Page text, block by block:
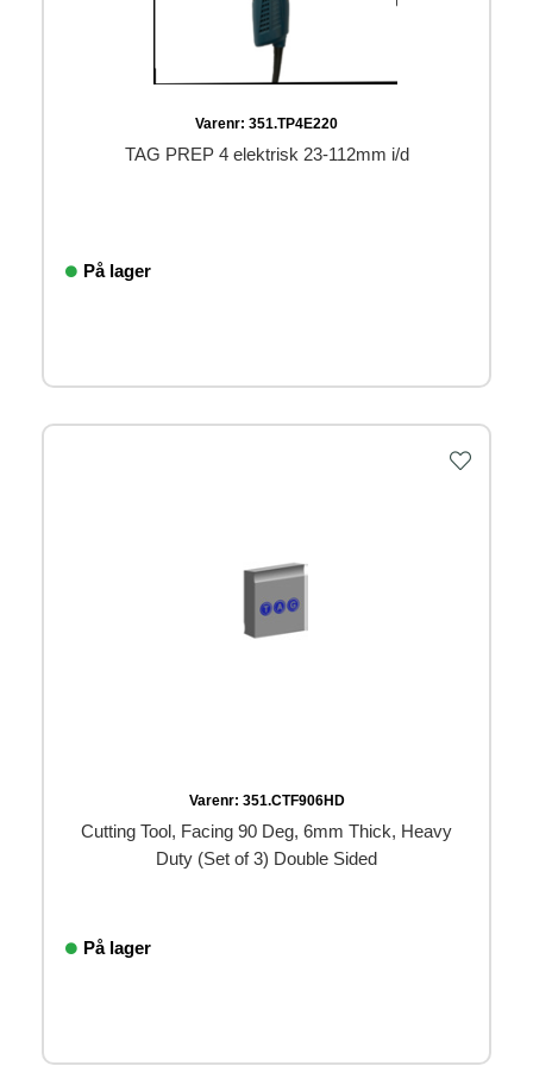
Varenr: 351.TP4E220
TAG PREP 4 elektrisk 23-112mm i/d
På lager
Varenr: 351.CTF906HD
Cutting Tool, Facing 90 Deg, 6mm Thick, Heavy
Duty (Set of 3) Double Sided
På lager